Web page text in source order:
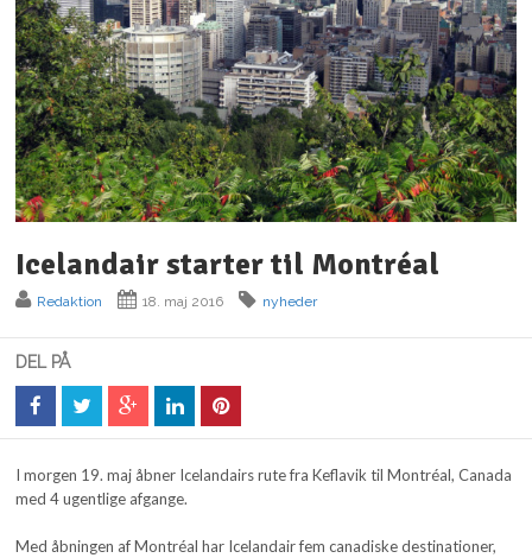
Icelandair starter til Montréal
Redaktion 18. maj 2016 nyheder
DEL PÅ
I morgen 19. maj åbner Icelandairs rute fra Keflavik til Montréal, Canada
med 4 ugentlige afgange.
Med åbningen af Montréal har Icelandair fem canadiske destinationer,